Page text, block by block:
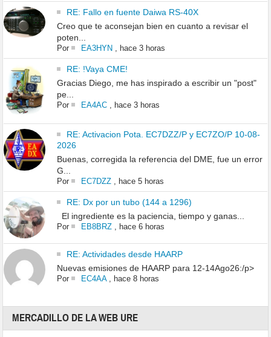
RE: Fallo en fuente Daiwa RS-40X
Creo que te aconsejan bien en cuanto a revisar el
poten...
Por EA3HYN, hace 3 horas
RE: !Vaya CME!
Gracias Diego, me has inspirado a escribir un "post"
pe...
Por EA4AC, hace 3 horas
RE: Activacion Pota. EC7DZZ/P y EC7ZO/P 10-08-
2026
Buenas, corregida la referencia del DME, fue un error
G...
Por EC7DZZ, hace 5 horas
RE: Dx por un tubo (144 a 1296)
El ingrediente es la paciencia, tiempo y ganas...
Por EB8BRZ, hace 6 horas
RE: Actividades desde HAARP
Nuevas emisiones de HAARP para 12-14Ago26:/p>
Por EC4AA, hace 8 horas
MERCADILLO DE LA WEB URE